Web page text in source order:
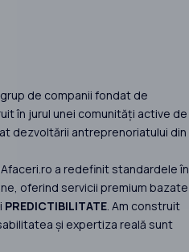
de companii fondat de
în jurul unei comunități active de
dezvoltării antreprenoriatului din
a redefinit standardele în
oferind servicii premium bazate
PREDICTIBILITATE. Am construit
și expertiza reală sunt